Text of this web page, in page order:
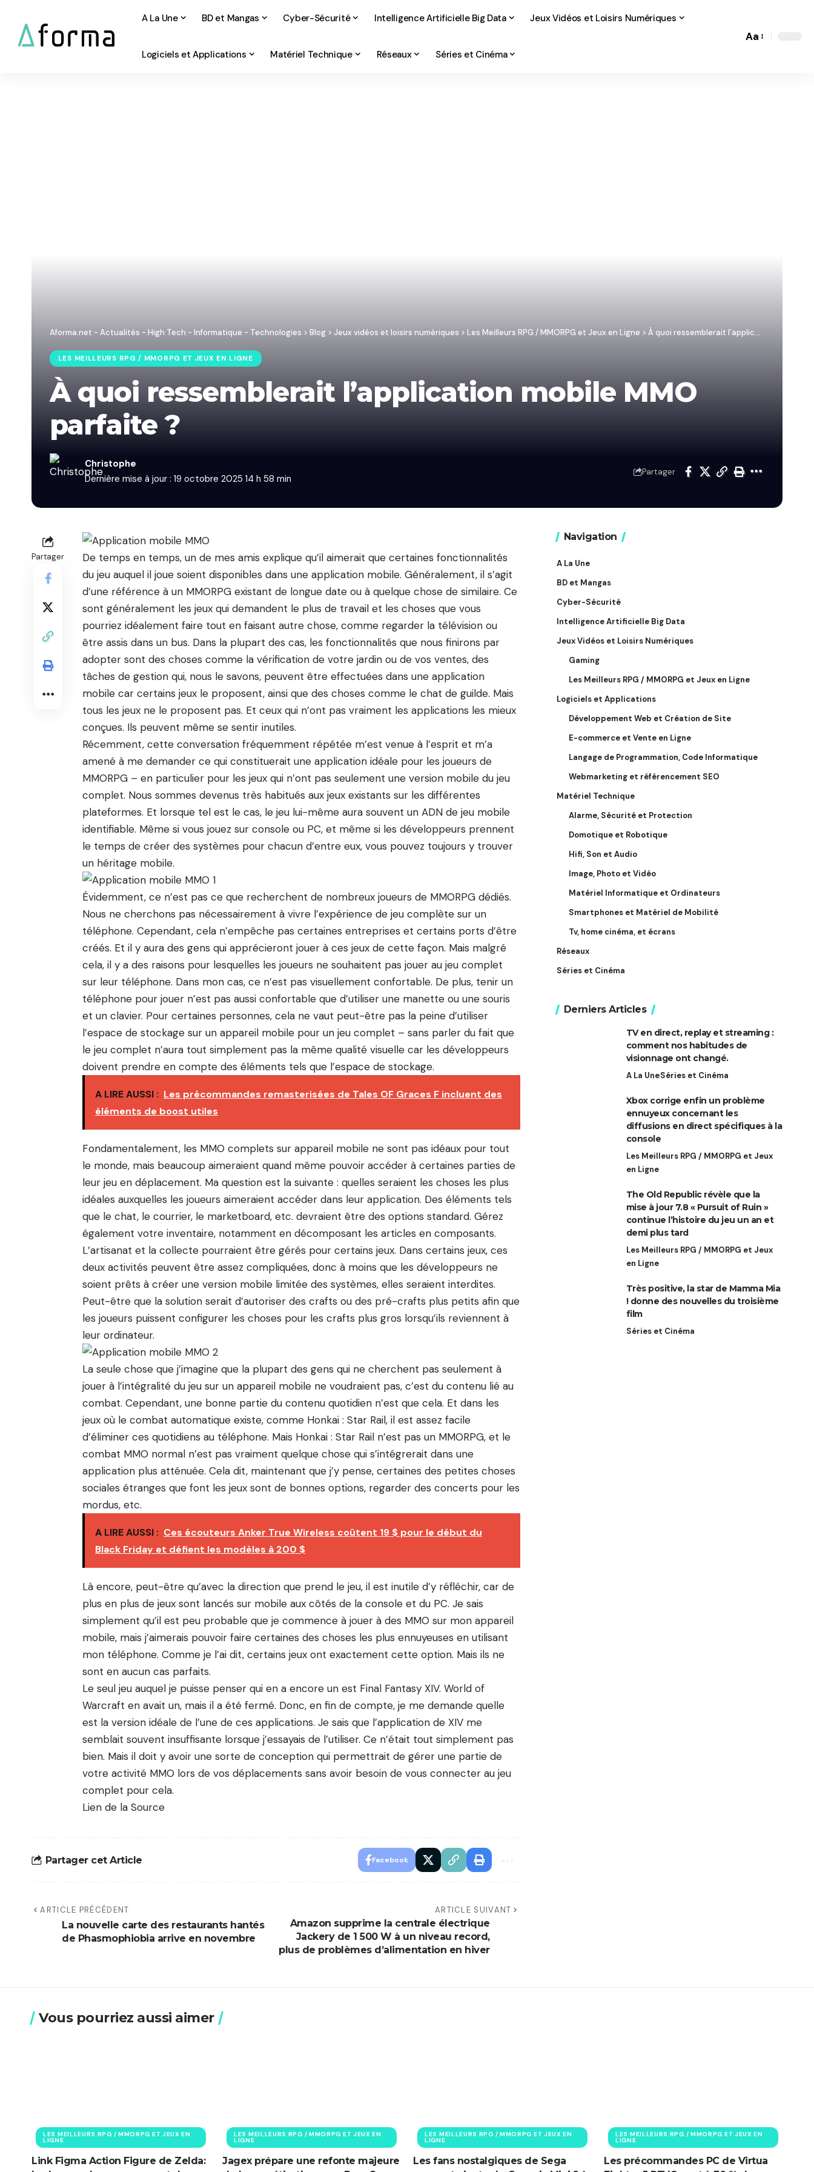
A La Une BD et Mangas Cyber-Sécurité Intelligence Artificielle Big Data Jeux Vidéos et Loisirs Numériques
Logiciels et Applications Matériel Technique Réseaux Séries et Cinéma
Font
Aa
Aforma.net - Actualités - High Tech - Informatique - Technologies > Blog > Jeux vidéos et loisirs numériques > Les Meilleurs RPG / MMORPG et Jeux en Ligne > À quoi ressemblerait l’application mobile MMO parfaite ?
LES MEILLEURS RPG / MMORPG ET JEUX EN LIGNE
À quoi ressemblerait l’application mobile MMO
parfaite ?
Dernière mise à jour : 19 octobre 2025 14 h 58 min
Christophe
Partager
Partager
De temps en temps, un de mes amis explique qu’il aimerait que certaines fonctionnalités
du jeu auquel il joue soient disponibles dans une application mobile. Généralement, il s’agit
d’une référence à un MMORPG existant de longue date ou à quelque chose de similaire. Ce
sont généralement les jeux qui demandent le plus de travail et les choses que vous
pourriez idéalement faire tout en faisant autre chose, comme regarder la télévision ou
être assis dans un bus. Dans la plupart des cas, les fonctionnalités que nous finirons par
adopter sont des choses comme la vérification de votre jardin ou de vos ventes, des
tâches de gestion qui, nous le savons, peuvent être effectuées dans une application
mobile car certains jeux le proposent, ainsi que des choses comme le chat de guilde. Mais
tous les jeux ne le proposent pas. Et ceux qui n’ont pas vraiment les applications les mieux
conçues. Ils peuvent même se sentir inutiles.
Récemment, cette conversation fréquemment répétée m’est venue à l’esprit et m’a
amené à me demander ce qui constituerait une application idéale pour les joueurs de
MMORPG – en particulier pour les jeux qui n’ont pas seulement une version mobile du jeu
complet. Nous sommes devenus très habitués aux jeux existants sur les différentes
plateformes. Et lorsque tel est le cas, le jeu lui-même aura souvent un ADN de jeu mobile
identifiable. Même si vous jouez sur console ou PC, et même si les développeurs prennent
le temps de créer des systèmes pour chacun d’entre eux, vous pouvez toujours y trouver
un héritage mobile.
Évidemment, ce n’est pas ce que recherchent de nombreux joueurs de MMORPG dédiés.
Nous ne cherchons pas nécessairement à vivre l’expérience de jeu complète sur un
téléphone. Cependant, cela n’empêche pas certaines entreprises et certains ports d’être
créés. Et il y aura des gens qui apprécieront jouer à ces jeux de cette façon. Mais malgré
cela, il y a des raisons pour lesquelles les joueurs ne souhaitent pas jouer au jeu complet
sur leur téléphone. Dans mon cas, ce n’est pas visuellement confortable. De plus, tenir un
téléphone pour jouer n’est pas aussi confortable que d’utiliser une manette ou une souris
et un clavier. Pour certaines personnes, cela ne vaut peut-être pas la peine d’utiliser
l’espace de stockage sur un appareil mobile pour un jeu complet – sans parler du fait que
le jeu complet n’aura tout simplement pas la même qualité visuelle car les développeurs
doivent prendre en compte des éléments tels que l’espace de stockage.
A LIRE AUSSI : Les précommandes remasterisées de Tales OF Graces F incluent des
éléments de boost utiles
Fondamentalement, les MMO complets sur appareil mobile ne sont pas idéaux pour tout
le monde, mais beaucoup aimeraient quand même pouvoir accéder à certaines parties de
leur jeu en déplacement. Ma question est la suivante : quelles seraient les choses les plus
idéales auxquelles les joueurs aimeraient accéder dans leur application. Des éléments tels
que le chat, le courrier, le marketboard, etc. devraient être des options standard. Gérez
également votre inventaire, notamment en décomposant les articles en composants.
L’artisanat et la collecte pourraient être gérés pour certains jeux. Dans certains jeux, ces
deux activités peuvent être assez compliquées, donc à moins que les développeurs ne
soient prêts à créer une version mobile limitée des systèmes, elles seraient interdites.
Peut-être que la solution serait d’autoriser des crafts ou des pré-crafts plus petits afin que
les joueurs puissent configurer les choses pour les crafts plus gros lorsqu’ils reviennent à
leur ordinateur.
La seule chose que j’imagine que la plupart des gens qui ne cherchent pas seulement à
jouer à l’intégralité du jeu sur un appareil mobile ne voudraient pas, c’est du contenu lié au
combat. Cependant, une bonne partie du contenu quotidien n’est que cela. Et dans les
jeux où le combat automatique existe, comme Honkai : Star Rail, il est assez facile
d’éliminer ces quotidiens au téléphone. Mais Honkai : Star Rail n’est pas un MMORPG, et le
combat MMO normal n’est pas vraiment quelque chose qui s’intégrerait dans une
application plus atténuée. Cela dit, maintenant que j’y pense, certaines des petites choses
sociales étranges que font les jeux sont de bonnes options, regarder des concerts pour les
mordus, etc.
A LIRE AUSSI : Ces écouteurs Anker True Wireless coûtent 19 $ pour le début du
Black Friday et défient les modèles à 200 $
Là encore, peut-être qu’avec la direction que prend le jeu, il est inutile d’y réfléchir, car de
plus en plus de jeux sont lancés sur mobile aux côtés de la console et du PC. Je sais
simplement qu’il est peu probable que je commence à jouer à des MMO sur mon appareil
mobile, mais j’aimerais pouvoir faire certaines des choses les plus ennuyeuses en utilisant
mon téléphone. Comme je l’ai dit, certains jeux ont exactement cette option. Mais ils ne
sont en aucun cas parfaits.
Le seul jeu auquel je puisse penser qui en a encore un est Final Fantasy XIV. World of
Warcraft en avait un, mais il a été fermé. Donc, en fin de compte, je me demande quelle
est la version idéale de l’une de ces applications. Je sais que l’application de XIV me
semblait souvent insuffisante lorsque j’essayais de l’utiliser. Ce n’était tout simplement pas
bien. Mais il doit y avoir une sorte de conception qui permettrait de gérer une partie de
votre activité MMO lors de vos déplacements sans avoir besoin de vous connecter au jeu
complet pour cela.
Lien de la Source
Partager cet Article Facebook
ARTICLE PRÉCÉDENT
La nouvelle carte des restaurants hantés
de Phasmophiobia arrive en novembre
ARTICLE SUIVANT
Amazon supprime la centrale électrique
Jackery de 1 500 W à un niveau record,
plus de problèmes d’alimentation en hiver
Navigation
A La Une
BD et Mangas
Cyber-Sécurité
Intelligence Artificielle Big Data
Jeux Vidéos et Loisirs Numériques
Gaming
Les Meilleurs RPG / MMORPG et Jeux en Ligne
Logiciels et Applications
Développement Web et Création de Site
E-commerce et Vente en Ligne
Langage de Programmation, Code Informatique
Webmarketing et référencement SEO
Matériel Technique
Alarme, Sécurité et Protection
Domotique et Robotique
Hifi, Son et Audio
Image, Photo et Vidéo
Matériel Informatique et Ordinateurs
Smartphones et Matériel de Mobilité
Tv, home cinéma, et écrans
Réseaux
Séries et Cinéma
Derniers Articles
TV en direct, replay et streaming :
comment nos habitudes de
visionnage ont changé.
A La UneSéries et Cinéma
Xbox corrige enfin un problème
ennuyeux concernant les
diffusions en direct spécifiques à la
console
Les Meilleurs RPG / MMORPG et Jeux
en Ligne
The Old Republic révèle que la
mise à jour 7.8 « Pursuit of Ruin »
continue l’histoire du jeu un an et
demi plus tard
Les Meilleurs RPG / MMORPG et Jeux
en Ligne
Très positive, la star de Mamma Mia
! donne des nouvelles du troisième
film
Séries et Cinéma
Vous pourriez aussi aimer
LES MEILLEURS RPG / MMORPG ET JEUX EN
LIGNE
Link Figma Action Figure de Zelda:
LES MEILLEURS RPG / MMORPG ET JEUX EN
LIGNE
Jagex prépare une refonte majeure
LES MEILLEURS RPG / MMORPG ET JEUX EN
LIGNE
Les fans nostalgiques de Sega
LES MEILLEURS RPG / MMORPG ET JEUX EN
LIGNE
Les précommandes PC de Virtua